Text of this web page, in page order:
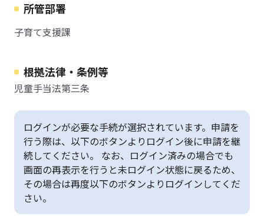
所管部署
子育て支援課
根拠法律・条例等
児童手当法第三条
ログインが必要な手続が選択されています。申請を
行う際は、以下のボタンよりログイン後に申請を継
続してください。 なお、ログイン済みの場合でも
画面の再表示を行うと未ログイン状態に戻るため、
その場合は再度以下のボタンよりログインしてくだ
さい。